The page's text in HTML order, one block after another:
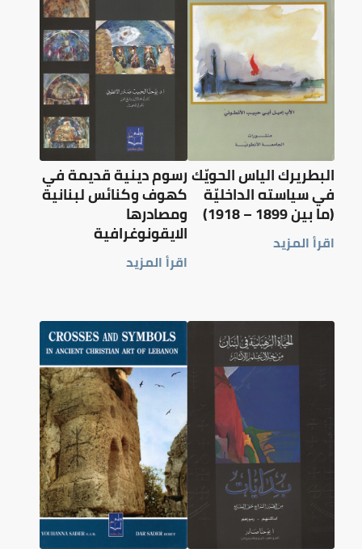
البطريرك الياس الحويّك
في سياسته الداخليّة
(ما بين 1899 – 1918)
اقرأ المزيد
رسوم دينية قديمة في
كهوف وكنائس لبنانية
ومصادرها
الايقونوغرافية
اقرأ المزيد